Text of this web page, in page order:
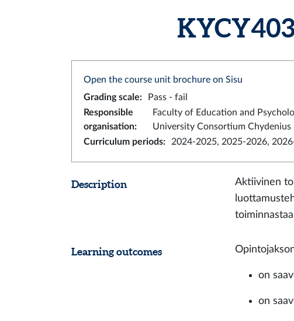
Open the course unit brochure on Sisu
Grading scale: Pass - fail
Responsible
organisation:
Faculty of Education and
University Consortium Chydenius
Curriculum periods: 2024-2025, 2025-2026,
Description
Aktiivinen
Learning outcomes
on
on